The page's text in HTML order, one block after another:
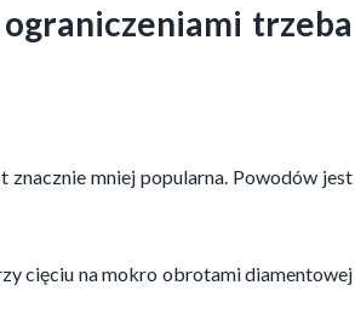
trzeba
znacznie mniej popularna. Powodów jest
cięciu na mokro obrotami diamentowej